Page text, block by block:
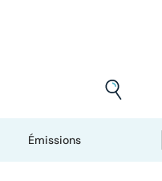
Émissions